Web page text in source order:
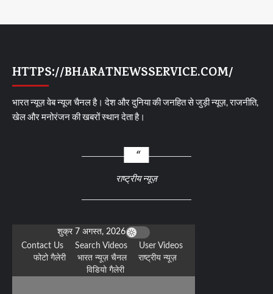
HTTPS://BHARATNEWSSERVICE.COM/
भारत न्यूज़ वेब न्यूज चैनल है। देश और दुनिया की जनहित से जुड़ी न्यूज़, राजनीति,
खेल और मनोरंजन की खबरों स्थान देता है।
राष्ट्रीय न्यूज़